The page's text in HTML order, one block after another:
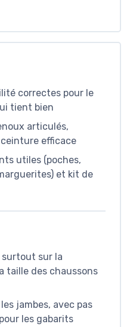
correctes pour le
tient bien
articulés,
efficace
utiles (poches,
et kit de
sur la
taille des chaussons
jambes, avec pas
les gabarits